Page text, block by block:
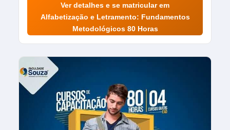
Ver detalhes e se matricular em
Alfabetização e Letramento: Fundamentos
Metodológicos 80 Horas